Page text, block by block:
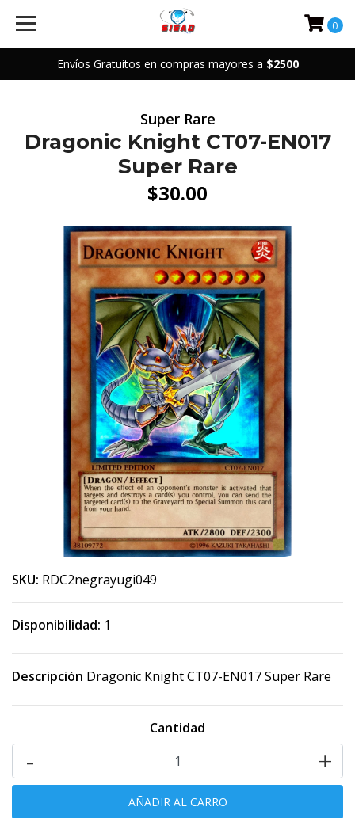
Envíos Gratuitos en compras mayores a $2500
0
Super Rare
Dragonic Knight CT07-EN017
Super Rare
$30.00
SKU: RDC2negrayugi049
Disponibilidad: 1
Descripción Dragonic Knight CT07-EN017 Super Rare
Cantidad
+
-